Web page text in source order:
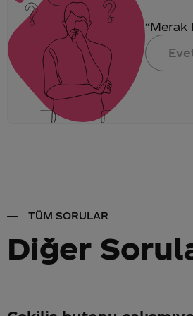
“Merak
TÜM SORULAR
Diğer